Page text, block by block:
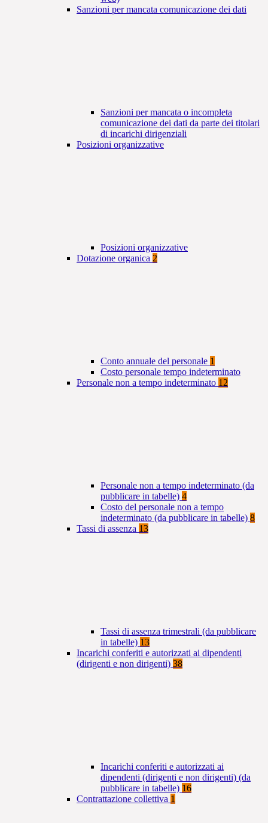
Sanzioni per mancata comunicazione dei dati
Sanzioni per mancata o incompleta
comunicazione dei dati da parte dei titolari
di incarichi dirigenziali
Posizioni organizzative
Posizioni organizzative
Dotazione organica 2
Conto annuale del personale 1
Costo personale tempo indeterminato
Personale non a tempo indeterminato 12
Personale non a tempo indeterminato (da
pubblicare in tabelle) 4
Costo del personale non a tempo
indeterminato (da pubblicare in tabelle) 8
Tassi di assenza 13
Tassi di assenza trimestrali (da pubblicare
in tabelle) 13
Incarichi conferiti e autorizzati ai dipendenti
(dirigenti e non dirigenti) 38
Incarichi conferiti e autorizzati ai
dipendenti (dirigenti e non dirigenti) (da
pubblicare in tabelle) 16
Contrattazione collettiva 1